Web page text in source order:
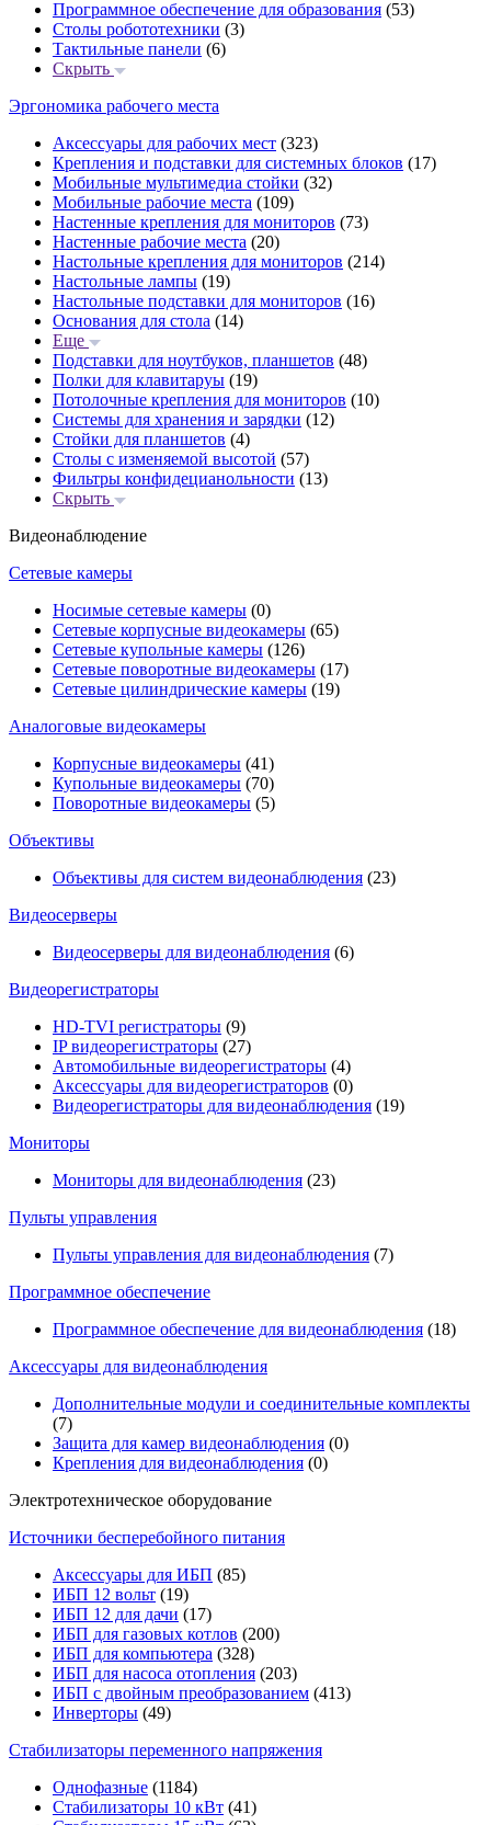
Программное обеспечение для образования (53)
Столы робототехники (3)
Тактильные панели (6)
Скрыть
Эргономика рабочего места
Аксессуары для рабочих мест (323)
Крепления и подставки для системных блоков (17)
Мобильные мультимедиа стойки (32)
Мобильные рабочие места (109)
Настенные крепления для мониторов (73)
Настенные рабочие места (20)
Настольные крепления для мониторов (214)
Настольные лампы (19)
Настольные подставки для мониторов (16)
Основания для стола (14)
Еще
Подставки для ноутбуков, планшетов (48)
Полки для клавитаруы (19)
Потолочные крепления для мониторов (10)
Системы для хранения и зарядки (12)
Стойки для планшетов (4)
Столы с изменяемой высотой (57)
Фильтры конфидецианольности (13)
Скрыть
Видеонаблюдение
Сетевые камеры
Носимые сетевые камеры (0)
Сетевые корпусные видеокамеры (65)
Сетевые купольные камеры (126)
Сетевые поворотные видеокамеры (17)
Сетевые цилиндрические камеры (19)
Аналоговые видеокамеры
Корпусные видеокамеры (41)
Купольные видеокамеры (70)
Поворотные видеокамеры (5)
Объективы
Объективы для систем видеонаблюдения (23)
Видеосерверы
Видеосерверы для видеонаблюдения (6)
Видеорегистраторы
HD-TVI регистраторы (9)
IP видеорегистраторы (27)
Автомобильные видеорегистраторы (4)
Аксессуары для видеорегистраторов (0)
Видеорегистраторы для видеонаблюдения (19)
Мониторы
Мониторы для видеонаблюдения (23)
Пульты управления
Пульты управления для видеонаблюдения (7)
Программное обеспечение
Программное обеспечение для видеонаблюдения (18)
Аксессуары для видеонаблюдения
Дополнительные модули и соединительные комплекты
(7)
Защита для камер видеонаблюдения (0)
Крепления для видеонаблюдения (0)
Электротехническое оборудование
Источники бесперебойного питания
Аксессуары для ИБП (85)
ИБП 12 вольт (19)
ИБП 12 для дачи (17)
ИБП для газовых котлов (200)
ИБП для компьютера (328)
ИБП для насоса отопления (203)
ИБП с двойным преобразованием (413)
Инверторы (49)
Стабилизаторы переменного напряжения
Однофазные (1184)
Стабилизаторы 10 кВт (41)